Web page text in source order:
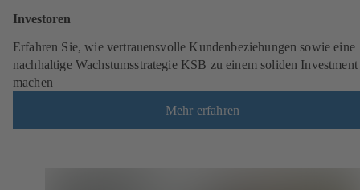
Investoren
Erfahren Sie, wie vertrauensvolle Kundenbeziehungen sowie eine
nachhaltige Wachstumsstrategie KSB zu einem soliden Investment
machen
Mehr erfahren